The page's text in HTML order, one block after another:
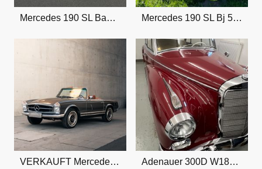
Mercedes 190 SL Baujahr 57 Note 1 Mercedes 190 SL Bj 57 Note 1
VERKAUFT Mercedes 280 SL Adenauer 300D W189 Bj 1960